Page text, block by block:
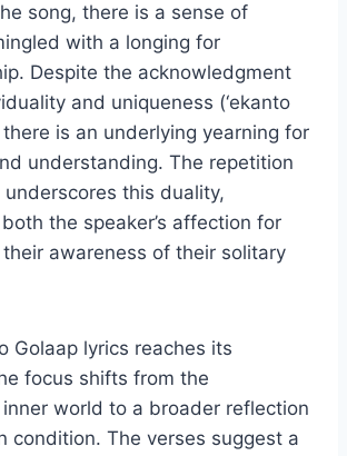
song, there is a sense of
with a longing for
Despite the acknowledgment
and uniqueness (‘ekanto
there is an underlying yearning for
understanding. The repetition
this duality,
the speaker’s affection for
awareness of their solitary
Golaap lyrics reaches its
focus shifts from the
inner world to a broader reflection
condition. The verses suggest a